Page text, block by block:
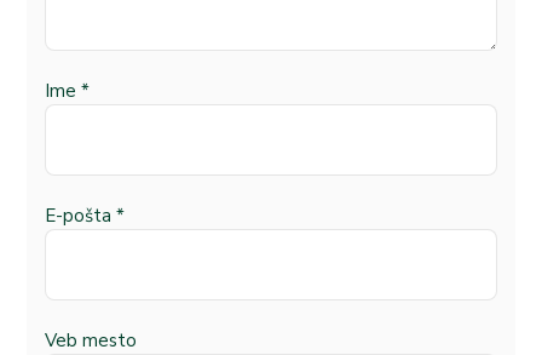
Ime *
E-pošta *
Veb mesto